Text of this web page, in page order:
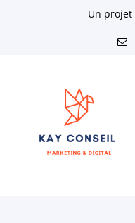
Un projet